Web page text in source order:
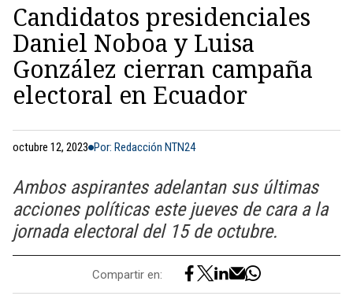
Candidatos presidenciales
Daniel Noboa y Luisa
González cierran campaña
electoral en Ecuador
octubre 12, 2023 Por: Redacción NTN24
Ambos aspirantes adelantan sus últimas
acciones políticas este jueves de cara a la
jornada electoral del 15 de octubre.
Compartir en: